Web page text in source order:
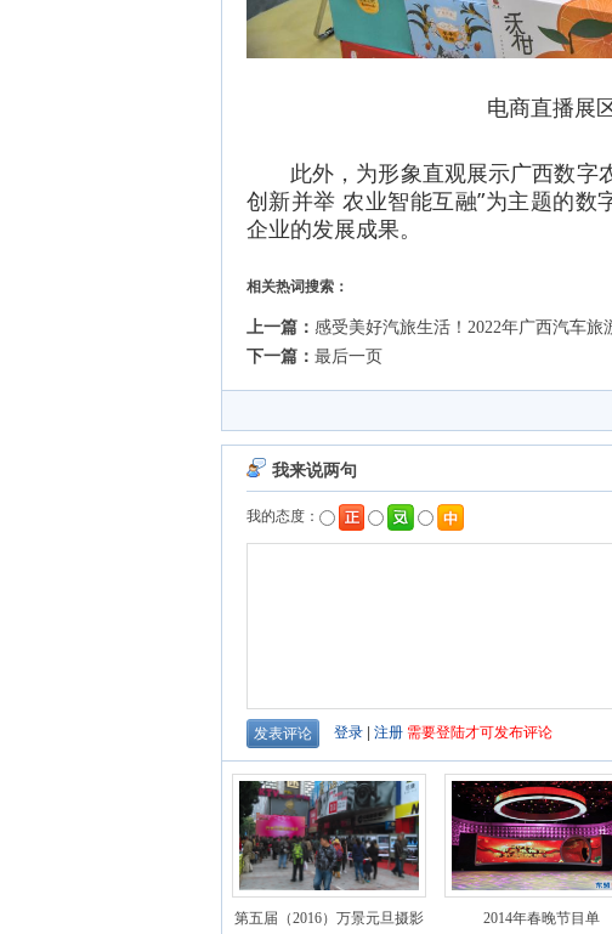
电商直播展
此外，为形象直观展示广西数字
创新并举 农业智能互融”为主题的
企业的发展成果。
相关热词搜索：
上一篇： 感受美好汽旅生活！2022年广西汽车旅
下一篇： 最后一页
第五届（2016）万景元旦摄影 2014年春晚节目单